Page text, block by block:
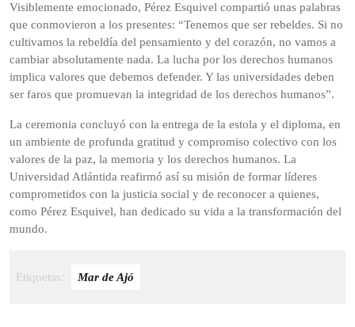
Visiblemente emocionado, Pérez Esquivel compartió unas palabras
que conmovieron a los presentes: “Tenemos que ser rebeldes. Si no
cultivamos la rebeldía del pensamiento y del corazón, no vamos a
cambiar absolutamente nada. La lucha por los derechos humanos
implica valores que debemos defender. Y las universidades deben
ser faros que promuevan la integridad de los derechos humanos”.
La ceremonia concluyó con la entrega de la estola y el diploma, en
un ambiente de profunda gratitud y compromiso colectivo con los
valores de la paz, la memoria y los derechos humanos. La
Universidad Atlántida reafirmó así su misión de formar líderes
comprometidos con la justicia social y de reconocer a quienes,
como Pérez Esquivel, han dedicado su vida a la transformación del
mundo.
Etiquetas: Mar de Ajó